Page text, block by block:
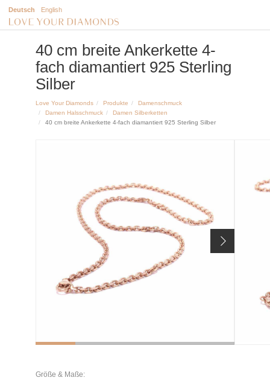
Deutsch English
40 cm breite Ankerkette 4-
fach diamantiert 925 Sterling
Silber
Love Your Diamonds Produkte
Damenschmuck
Damen Halsschmuck
Damen Silberketten
40 cm breite Ankerkette 4-fach diamantiert 925 Sterling Silber
Größe & Maße: